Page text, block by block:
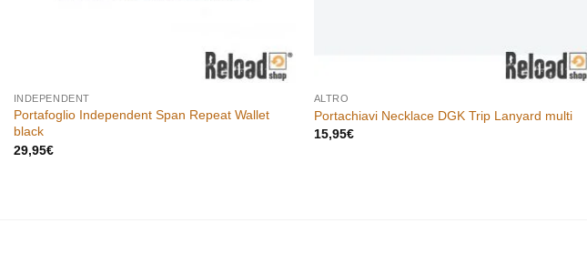
INDEPENDENT
Portafoglio Independent Span Repeat Wallet
black
29,95€
ALTRO
Portachiavi Necklace DGK Trip Lanyard multi
15,95€